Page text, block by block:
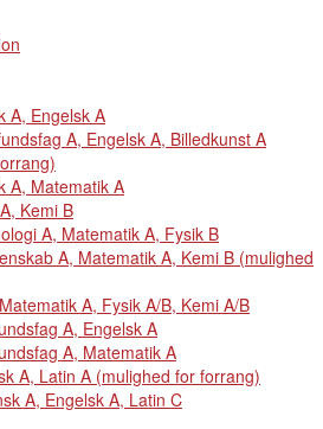
A, Engelsk A
A, Engelsk A, Billedkunst A
A, Matematik A
Kemi B
A, Matematik A, Fysik B
A, Matematik A, Kemi B (mulighed
A, Fysik A/B, Kemi A/B
A, Engelsk A
A, Matematik A
A, Latin A (mulighed for forrang)
A, Engelsk A, Latin C